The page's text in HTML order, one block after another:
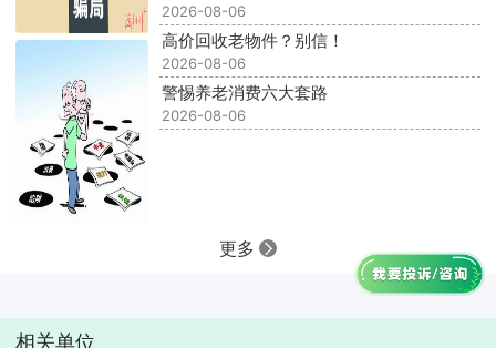
2026-08-06
高价回收老物件？别信！
2026-08-06
警惕养老消费六大套路
2026-08-06
更多
相关单位